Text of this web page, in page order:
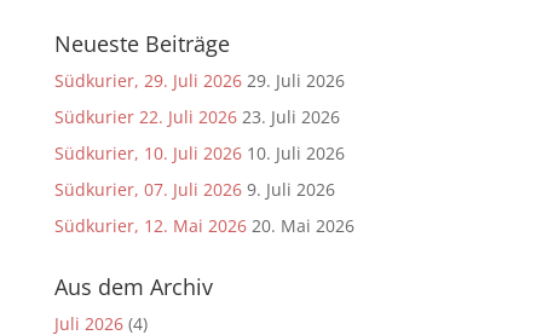
Neueste Beiträge
Südkurier, 29. Juli 2026 29. Juli 2026
Südkurier 22. Juli 2026 23. Juli 2026
Südkurier, 10. Juli 2026 10. Juli 2026
Südkurier, 07. Juli 2026 9. Juli 2026
Südkurier, 12. Mai 2026 20. Mai 2026
Aus dem Archiv
Juli 2026(4)